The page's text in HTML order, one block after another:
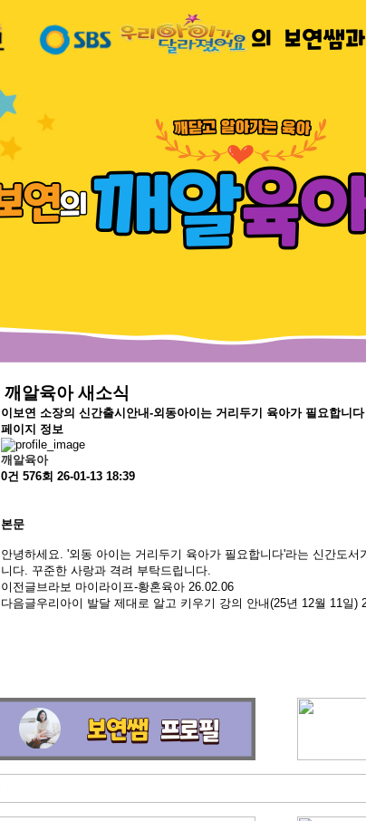
깨알육아 새소식
이보연 소장의 신간출시안내-외동아이는 거리두기 육아가 필요합니다
페이지 정보
깨알육아
0건 576회 26-01-13 18:39
본문
안녕하세요. '외동 아이는 거리두기 육아가 필요합니다'라는 신간도서
니다. 꾸준한 사랑과 격려 부탁드립니다.
이전글브라보 마이라이프-황혼육아 26.02.06
다음글우리아이 발달 제대로 알고 키우기 강의 안내(25년 12월 11일)